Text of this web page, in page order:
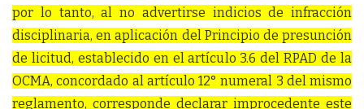
por lo tanto, al no advertirse indicios de infracción
disciplinaria, en aplicación del Principio de presunción
de licitud, establecido en el artículo 3.6 del RPAD de la
OCMA, concordado al artículo 12° numeral 3 del mismo
reglamento, corresponde declarar improcedente este